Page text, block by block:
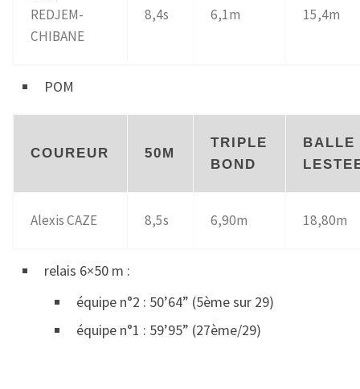
REDJEM-
CHIBANE
8,4s 6,1m 15,4m
POM
COUREUR 50M
TRIPLE
BOND
BALLE
Alexis CAZE 8,5s 6,90m 18,80m
relais 6×50 m :
équipe n°2 : 50’64” (5ème sur 29)
équipe n°1 : 59’95” (27ème/29)